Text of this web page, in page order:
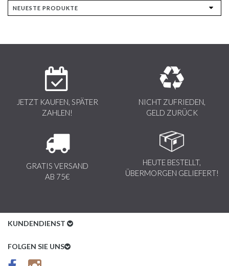
JETZT KAUFEN, SPÄTER
ZAHLEN!
NICHT ZUFRIEDEN,
GELD ZURÜCK
GRATIS VERSAND
AB 75€
HEUTE BESTELLT,
ÜBERMORGEN GELIEFERT!
KUNDENDIENST
Kundenservice
AGB
FOLGEN SIE UNS